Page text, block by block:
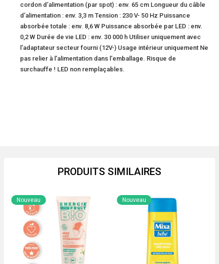
cordon d’alimentation (par spot) : env. 65 cm Longueur du câble
d’alimentation : env. 3,3 m Tension : 230 V- 50 Hz Puissance
absorbée totale : env. 8,6 W Puissance absorbée par LED : env.
0,2 W Durée de vie LED : env. 30 000 h Utiliser uniquement avec
l’adaptateur secteur fourni (12V-) Usage intérieur uniquement Ne
pas relier à l’alimentation dans l’emballage. Risque de
surchauffe ! LED non remplaçables.
PRODUITS SIMILAIRES
Nouveau Nouveau